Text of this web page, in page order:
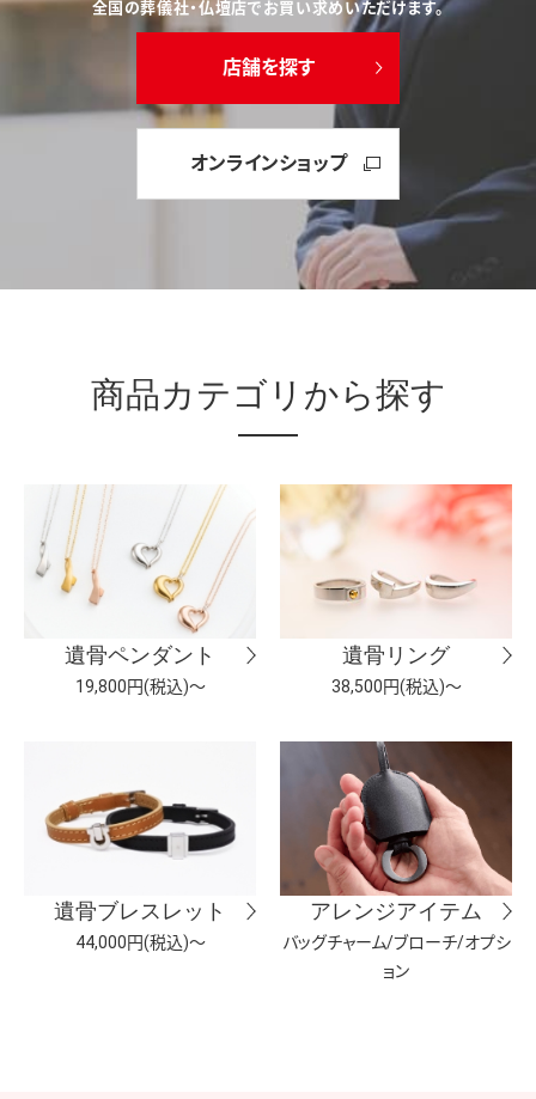
全国の葬儀社・仏壇店でお買い求めいただけます。
店舗を探す
オンラインショップ
商品カテゴリから探す
遺骨ペンダント
19,800円(税込)～
遺骨リング
38,500円(税込)～
遺骨ブレスレット
44,000円(税込)～
アレンジアイテム
バッグチャーム/ブローチ/オプシ
ョン